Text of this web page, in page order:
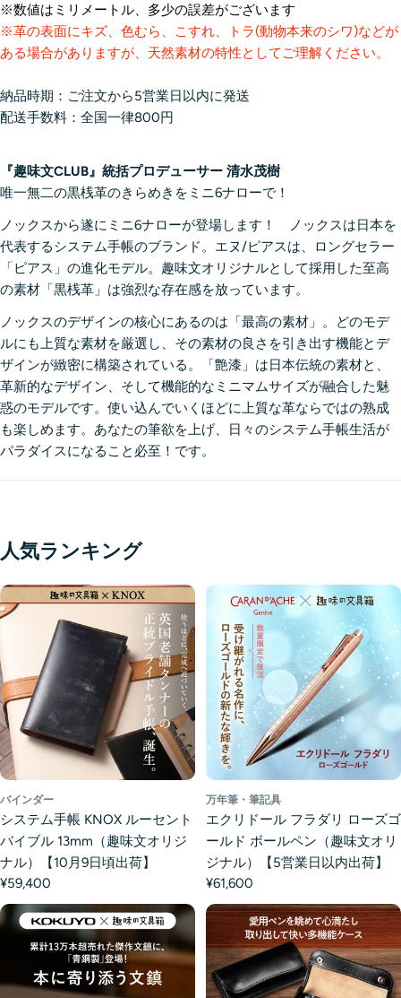
※数値はミリメートル、多少の誤差がございます
※革の表面にキズ、色むら、こすれ、トラ(動物本来のシワ)などが
ある場合がありますが、天然素材の特性としてご理解ください。
納品時期：ご注文から5営業日以内に発送
配送手数料：全国一律800円
『趣味文CLUB』統括プロデューサー 清水茂樹
唯一無二の黒桟革のきらめきをミニ6ナローで！
ノックスから遂にミニ6ナローが登場します！ ノックスは日本を
代表するシステム手帳のブランド。エヌ/ピアスは、ロングセラー
「ピアス」の進化モデル。趣味文オリジナルとして採用した至高
の素材「黒桟革」は強烈な存在感を放っています。
ノックスのデザインの核心にあるのは「最高の素材」。どのモデ
ルにも上質な素材を厳選し、その素材の良さを引き出す機能とデ
ザインが緻密に構築されている。「艶漆」は日本伝統の素材と、
革新的なデザイン、そして機能的なミニマムサイズが融合した魅
惑のモデルです。使い込んでいくほどに上質な革ならではの熟成
も楽しめます。あなたの筆欲を上げ、日々のシステム手帳生活が
パラダイスになること必至！です。
人気ランキング
バインダー
システム手帳 KNOX ルーセント
バイブル 13mm（趣味文オリジ
ナル）【10月9日頃出荷】
¥59,400
万年筆・筆記具
エクリドール フラダリ ローズゴ
ールド ボールペン（趣味文オリ
ジナル）【5営業日以内出荷】
¥61,600